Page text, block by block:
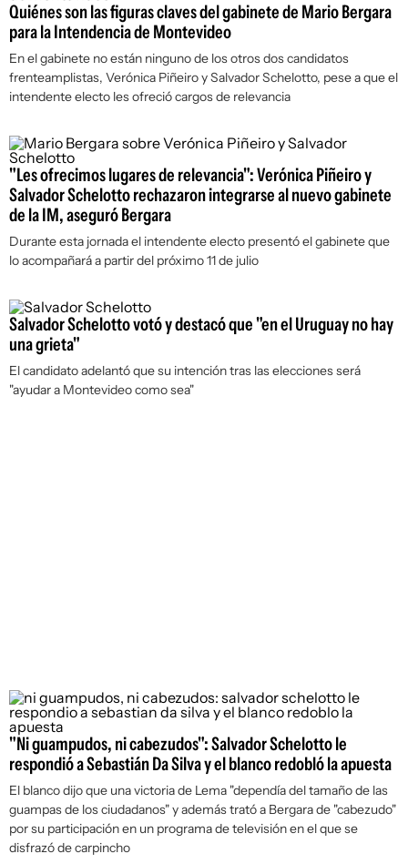
Quiénes son las figuras claves del gabinete de Mario Bergara
para la Intendencia de Montevideo
En el gabinete no están ninguno de los otros dos candidatos
frenteamplistas, Verónica Piñeiro y Salvador Schelotto, pese a que el
intendente electo les ofreció cargos de relevancia
"Les ofrecimos lugares de relevancia": Verónica Piñeiro y
Salvador Schelotto rechazaron integrarse al nuevo gabinete
de la IM, aseguró Bergara
Durante esta jornada el intendente electo presentó el gabinete que
lo acompañará a partir del próximo 11 de julio
Salvador Schelotto votó y destacó que "en el Uruguay no hay
una grieta"
El candidato adelantó que su intención tras las elecciones será
"ayudar a Montevideo como sea"
"Ni guampudos, ni cabezudos": Salvador Schelotto le
respondió a Sebastián Da Silva y el blanco redobló la apuesta
El blanco dijo que una victoria de Lema "dependía del tamaño de las
guampas de los ciudadanos" y además trató a Bergara de "cabezudo"
por su participación en un programa de televisión en el que se
disfrazó de carpincho